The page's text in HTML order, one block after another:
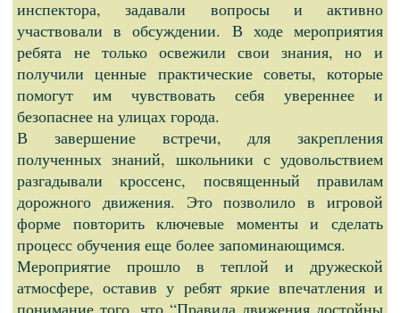
инспектора, задавали вопросы и активно
участвовали в обсуждении. В ходе мероприятия
ребята не только освежили свои знания, но и
получили ценные практические советы, которые
помогут им чувствовать себя увереннее и
безопаснее на улицах города.
В завершение встречи, для закрепления
полученных знаний, школьники с удовольствием
разгадывали кроссенс, посвященный правилам
дорожного движения. Это позволило в игровой
форме повторить ключевые моменты и сделать
процесс обучения еще более запоминающимся.
Мероприятие прошло в теплой и дружеской
атмосфере, оставив у ребят яркие впечатления и
понимание того, что “Правила движения достойны